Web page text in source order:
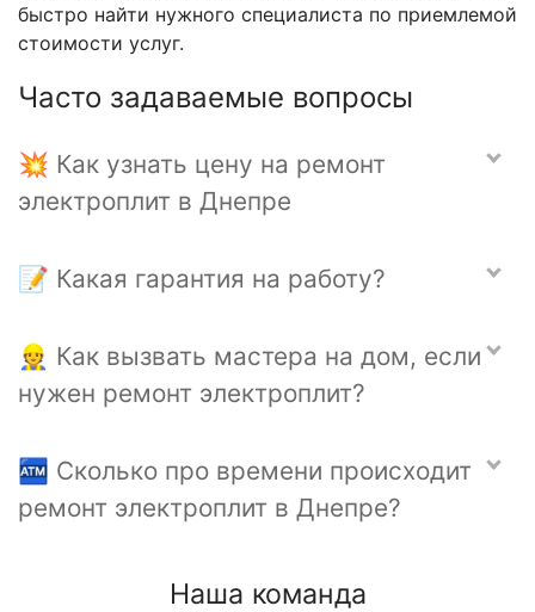
быстро найти нужного специалиста по приемлемой
стоимости услуг.
Часто задаваемые вопросы
💥 Как узнать цену на ремонт
электроплит в Днепре
📝 Какая гарантия на работу?
👷 Как вызвать мастера на дом, если
нужен ремонт электроплит?
🏧 Сколько про времени происходит
ремонт электроплит в Днепре?
Наша команда